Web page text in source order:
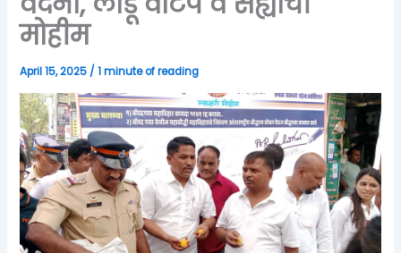
मोहीम
April 15, 2025 /1 minute of reading